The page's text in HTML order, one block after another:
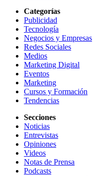
Categorías
Publicidad
Tecnología
Negocios y Empresas
Redes Sociales
Medios
Marketing Digital
Eventos
Marketing
Cursos y Formación
Tendencias
Secciones
Noticias
Entrevistas
Opiniones
Videos
Notas de Prensa
Podcasts